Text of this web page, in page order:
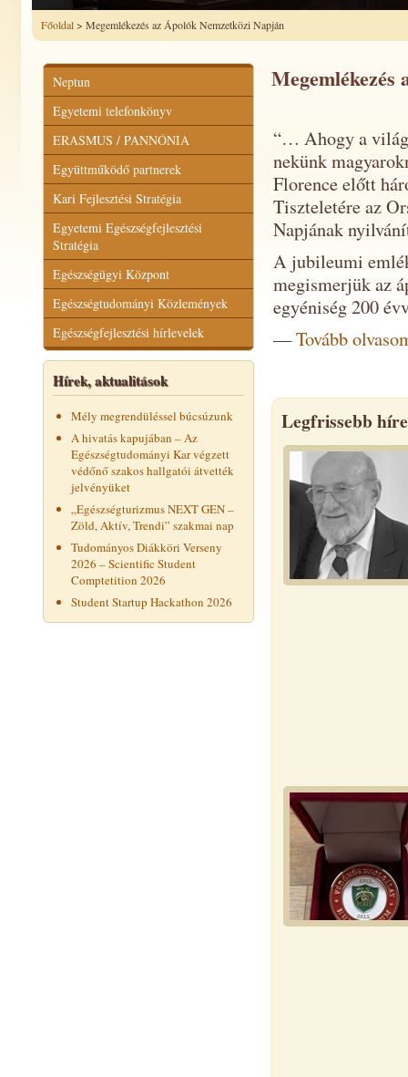
Főoldal> Megemlékezés az Ápolók Nemzetközi Napján
Neptun
Egyetemi telefonkönyv
ERASMUS / PANNÓNIA
Együttműködő partnerek
Kari Fejlesztési Stratégia
Egyetemi Egészségfejlesztési
Stratégia
Egészségügyi Központ
Egészségtudományi Közlemények
Egészségfejlesztési hírlevelek
Hírek, aktualitások
Mély megrendüléssel búcsúzunk
A hivatás kapujában – Az
Egészségtudományi Kar végzett
védőnő szakos hallgatói átvették
jelvényüket
„Egészségturizmus NEXT GEN –
Zöld, Aktív, Trendi” szakmai nap
Tudományos Diákköri Verseny
2026 – Scientific Student
Comptetition 2026
Student Startup Hackathon 2026
“… Ahogy a
nekünk
Florence előtt
Tiszteletére az
Napjának
A jubileumi
megismerjük az
egyéniség 200
—Tovább
Legfrissebb